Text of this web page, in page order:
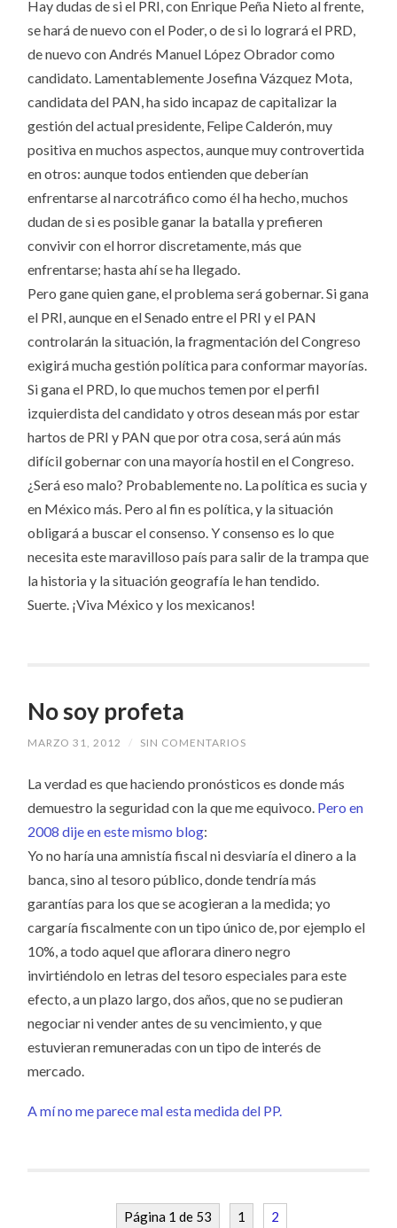
Hay dudas de si el PRI, con Enrique Peña Nieto al frente,
se hará de nuevo con el Poder, o de si lo logrará el PRD,
de nuevo con Andrés Manuel López Obrador como
candidato. Lamentablemente Josefina Vázquez Mota,
candidata del PAN, ha sido incapaz de capitalizar la
gestión del actual presidente, Felipe Calderón, muy
positiva en muchos aspectos, aunque muy controvertida
en otros: aunque todos entienden que deberían
enfrentarse al narcotráfico como él ha hecho, muchos
dudan de si es posible ganar la batalla y prefieren
convivir con el horror discretamente, más que
enfrentarse; hasta ahí se ha llegado.
Pero gane quien gane, el problema será gobernar. Si gana
el PRI, aunque en el Senado entre el PRI y el PAN
controlarán la situación, la fragmentación del Congreso
exigirá mucha gestión política para conformar mayorías.
Si gana el PRD, lo que muchos temen por el perfil
izquierdista del candidato y otros desean más por estar
hartos de PRI y PAN que por otra cosa, será aún más
difícil gobernar con una mayoría hostil en el Congreso.
¿Será eso malo? Probablemente no. La política es sucia y
en México más. Pero al fin es política, y la situación
obligará a buscar el consenso. Y consenso es lo que
necesita este maravilloso país para salir de la trampa que
la historia y la situación geografía le han tendido.
Suerte. ¡Viva México y los mexicanos!
No soy profeta
MARZO 31, 2012 / SIN COMENTARIOS
La verdad es que haciendo pronósticos es donde más
demuestro la seguridad con la que me equivoco. Pero en
2008 dije en este mismo blog:
Yo no haría una amnistía fiscal ni desviaría el dinero a la
banca, sino al tesoro público, donde tendría más
garantías para los que se acogieran a la medida; yo
cargaría fiscalmente con un tipo único de, por ejemplo el
10%, a todo aquel que aflorara dinero negro
invirtiéndolo en letras del tesoro especiales para este
efecto, a un plazo largo, dos años, que no se pudieran
negociar ni vender antes de su vencimiento, y que
estuvieran remuneradas con un tipo de interés de
mercado.
A mí no me parece mal esta medida del PP.
Página 1 de 53 1 2